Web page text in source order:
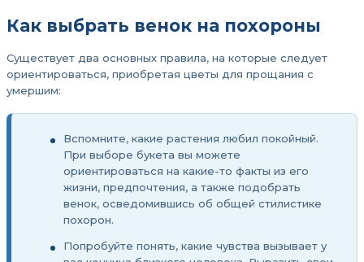
Как выбрать венок на похороны
Существует два основных правила, на которые следует
ориентироваться, приобретая цветы для прощания с
умершим:
Вспомните, какие растения любил покойный.
При выборе букета вы можете
ориентироваться на какие-то факты из его
жизни, предпочтения, а также подобрать
венок, осведомившись об общей стилистике
похорон.
Попробуйте понять, какие чувства вызывает у